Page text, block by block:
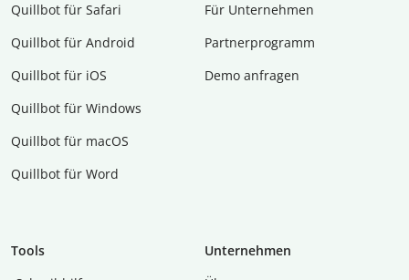
Quillbot für Safari
Quillbot für Android
Quillbot für iOS
Quillbot für Windows
Quillbot für macOS
Quillbot für Word
Für Unternehmen
Partnerprogramm
Demo anfragen
Tools
Unternehmen